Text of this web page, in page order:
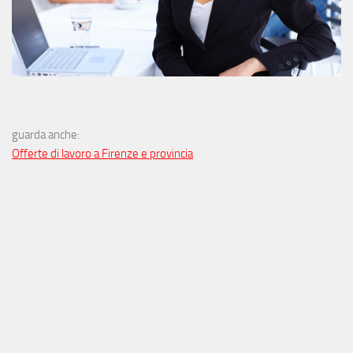
guarda anche:
Offerte di lavoro a Firenze e provincia